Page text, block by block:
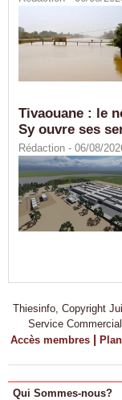
Tivaouane : le
Sy ouvre ses
Rédaction - 06/08/
Thiesinfo, Copyright
Service
Accès membres |
Qui Sommes-nous?